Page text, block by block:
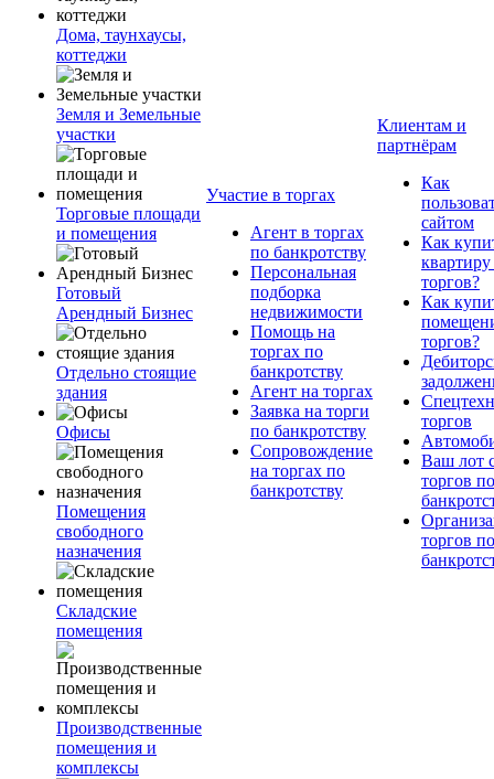
Дома, таунхаусы,
коттеджи
Земля и Земельные
участки
Торговые площади
и помещения
Готовый
Арендный Бизнес
Отдельно стоящие
здания
Офисы
Помещения
свободного
назначения
Складские
помещения
Производственные
помещения и
комплексы
Участие в торгах
Агент в торгах
по банкротству
Персональная
подборка
недвижимости
Помощь на
торгах по
банкротству
Агент на торгах
Заявка на торги
по банкротству
Сопровождение
на торгах по
банкротству
Клиентам и
партнёрам
Как
сайтом
Как
квартиру
торгов?
Как
торгов?
торгов
Ваш лот
торгов по
торгов по